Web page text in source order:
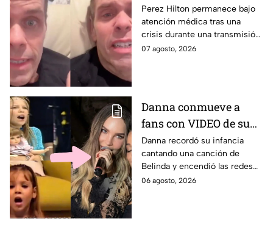
salud en vivo? Su
familia revela nuevos
detalles sobre su
recuperación | VIDEO
Perez Hilton permanece bajo
atención médica tras una
crisis durante una transmisión
en vivo; su familia informó
07 agosto, 2026
Danna conmueve a
fans con VIDEO de su
infancia cantando una
canción de Belinda y
estrena adelanto de ‘La
dolce vita’
Danna recordó su infancia
cantando una canción de
Belinda y encendió las redes
antes del estreno de su
06 agosto, 2026